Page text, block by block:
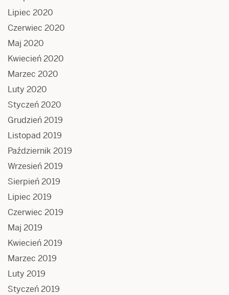
Lipiec 2020
Czerwiec 2020
Maj 2020
Kwiecień 2020
Marzec 2020
Luty 2020
Styczeń 2020
Grudzień 2019
Listopad 2019
Październik 2019
Wrzesień 2019
Sierpień 2019
Lipiec 2019
Czerwiec 2019
Maj 2019
Kwiecień 2019
Marzec 2019
Luty 2019
Styczeń 2019